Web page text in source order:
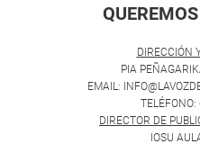
DIRECCIÓN
PIA
EMAIL:
DIRECTOR DE
IOSU